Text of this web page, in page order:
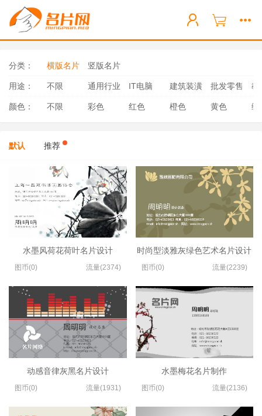
分类： 横版名片 竖版名片
用途： 不限 通用行业 IT电脑 建筑装潢 批发零售 教
颜色： 不限 彩色 红色 橙色 黄色 绿
默认 推荐
水墨风荷花荷叶名片设计
图币(0) 流量(2374)
动感音律灰黑名片设计
图币(0) 流量(1931)
时尚型淡雅灰绿色艺术名片设计
图币(0) 流量(2239)
水墨梅花名片制作
图币(0) 流量(2136)